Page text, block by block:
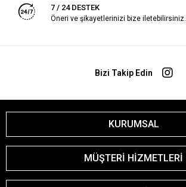
7 / 24 DESTEK
Öneri ve şikayetlerinizi bize iletebilirsiniz.
Bizi Takip Edin
KURUMSAL
MÜŞTERİ HİZMETLERİ